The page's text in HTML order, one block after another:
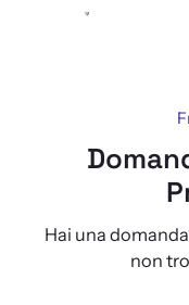
Hai una
non